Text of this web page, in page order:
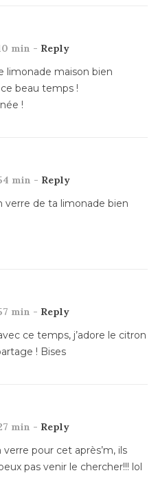
min - Reply
limonade maison bien
beau temps !
!
min - Reply
verre de ta limonade bien
min - Reply
ce temps, j’adore le citron
! Bises
min - Reply
pour cet après’m, ils
pas venir le chercher!!! lol